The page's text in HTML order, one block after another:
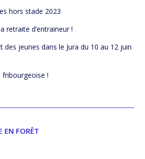
hors stade 2023
retraite d’entraineur !
des jeunes dans le Jura du 10 au 12 juin
!
EN FORÊT